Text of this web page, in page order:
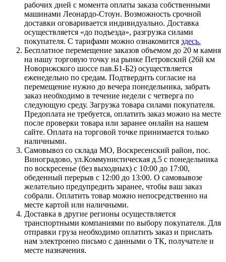
рабочих дней с момента оплаты заказа собственными
машинами Леонардо-Стоун. Возможность срочной
доставки оговаривается индивидуально. Доставка
осуществляется «до подъезда», разгрузка силами
покупателя. С тарифами можно ознакомится здесь.
Бесплатное перемещение заказов объемом до 20 м камня
на нашу торговую точку на рынке Петровский (26й км
Новорижского шоссе пав.Б1-Б2) осуществляется
еженедельно по средам. Подтвердить согласие на
перемещение нужно до вечера понедельника, забрать
заказ необходимо в течение недели с четверга по
следующую среду. Загрузка товара силами покупателя.
Предоплата не требуется, оплатить заказ можно на месте
после проверки товара или заранее онлайн на нашем
сайте. Оплата на торговой точке принимается только
наличными.
Самовывоз со склада МО, Воскресенский район, пос.
Виноградово, ул.Коммунистическая д.5 с понедельника
по воскресенье (без выходных) с 10:00 до 17:00,
обеденный перерыв с 12:00 до 13:00. О самовывозе
желательно предупредить заранее, чтобы ваш заказ
собрали. Оплатить товар можно непосредственно на
месте картой или наличными.
Доставка в другие регионы осуществляется
транспортными компаниями по выбору покупателя. Для
отправки груза необходимо оплатить заказ и прислать
нам электронно письмо с данными о ТК, получателе и
месте назначения.